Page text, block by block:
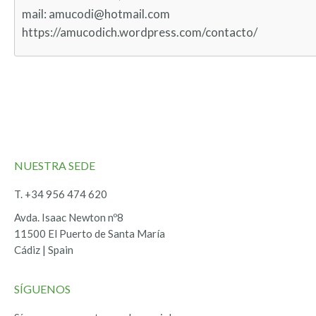
mail: amucodi@hotmail.com
https://amucodich.wordpress.com/contacto/
NUESTRA SEDE
T. +34 956 474 620
Avda. Isaac Newton nº8
11500 El Puerto de Santa María
Cádiz | Spain
SÍGUENOS